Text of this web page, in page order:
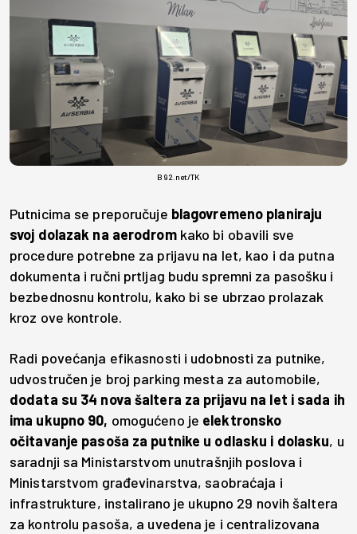
B92.net/TK
Putnicima se preporučuje blagovremeno planiraju
svoj dolazak na aerodromkako bi obavili sve
procedure potrebne za prijavu na let, kao i da putna
dokumenta i ručni prtljag budu spremni za pasošku i
bezbednosnu kontrolu, kako bi se ubrzao prolazak
kroz ove kontrole.
Radi povećanja efikasnosti i udobnosti za putnike,
udvostručen je broj parking mesta za automobile,
dodata su 34 nova šaltera za prijavu na let i sada ih
ima ukupno 90, omogućeno je elektronsko
očitavanje pasoša za putnike u odlasku i dolasku, u
saradnji sa Ministarstvom unutrašnjih poslova i
Ministarstvom građevinarstva, saobraćaja i
infrastrukture, instalirano je ukupno 29 novih šaltera
za kontrolu pasoša, a uvedena je i centralizovana